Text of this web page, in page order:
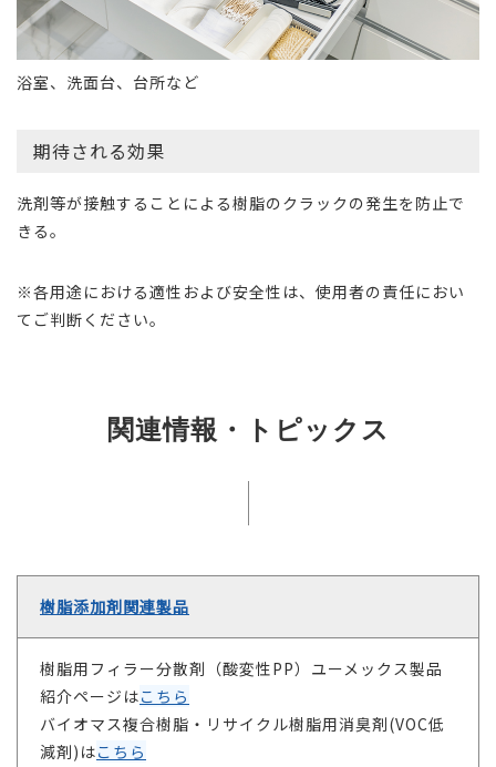
浴室、洗面台、台所など
期待される効果
洗剤等が接触することによる樹脂のクラックの発生を防止で
きる。
※各用途における適性および安全性は、使用者の責任におい
てご判断ください。
関連情報・トピックス
樹脂添加剤関連製品
樹脂用フィラー分散剤（酸変性PP）ユーメックス製品
紹介ページはこちら
バイオマス複合樹脂・リサイクル樹脂用消臭剤(VOC低
減剤)はこちら